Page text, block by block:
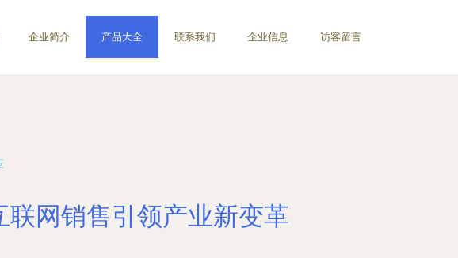
企业简介 产品大全 联系我们 企业信息 访客留言
网销售引领产业新变革